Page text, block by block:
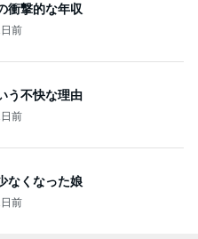
衝撃的な年収
前
う不快な理由
前
なくなった娘
前